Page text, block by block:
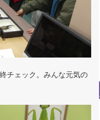
チェック。みんな元気の